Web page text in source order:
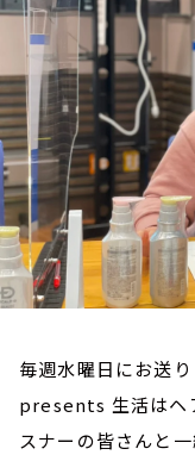
YouTube
会社情報
毎週水曜日にお送
presents 生活はヘ
スナーの皆さんと